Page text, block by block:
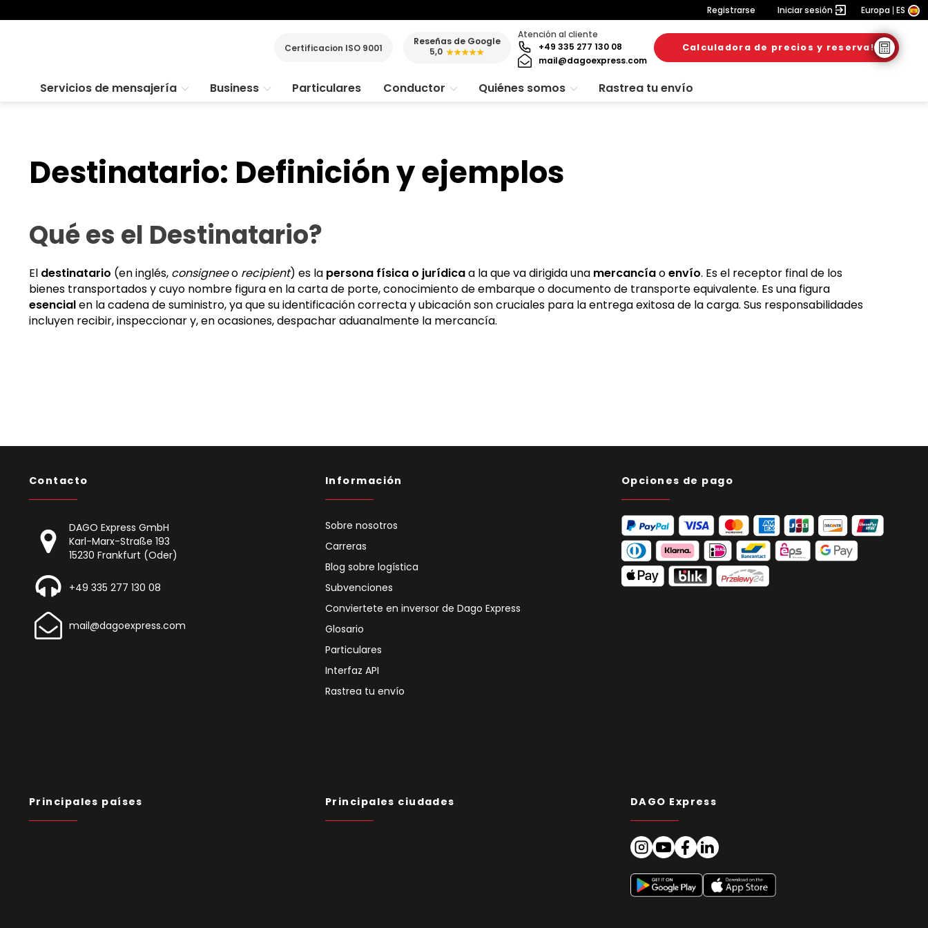
Registrarse Iniciar sesión Europa ES
Certificacion ISO 9001
Reseñas de Google
5,0 ★★★★★
Atención al cliente
+49 335 277 130 08
mail@dagoexpress.com
Calculadora de precios y reserva!
Servicios de mensajería Business Particulares Conductor Quiénes somos Rastrea tu envío
Destinatario: Definición y ejemplos
Qué es el Destinatario?
El destinatario (en inglés, consigneeo recipient) es la persona física o jurídicaa la que va dirigida una mercancíaoenvío. Es el receptor final de los
bienes transportados y cuyo nombre figura en la carta de porte, conocimiento de embarque o documento de transporte equivalente. Es una figura
esencialen la cadena de suministro, ya que su identificación correcta y ubicación son cruciales para la entrega exitosa de la carga. Sus responsabilidades
incluyen recibir, inspeccionar y, en ocasiones, despachar aduanalmente la mercancía.
Contacto
DAGO Express GmbH
Karl-Marx-Straße 193
15230 Frankfurt (Oder)
+49 335 277 130 08
mail@dagoexpress.com
Información
Sobre nosotros
Carreras
Blog sobre logística
Subvenciones
Conviertete en inversor de Dago Express
Glosario
Particulares
Interfaz API
Rastrea tu envío
Opciones de pago
Principales países Principales ciudades DAGO Express